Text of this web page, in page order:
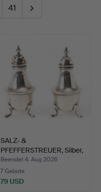
41
SALZ- &
PFEFFERSTREUER, Silber,
Birmingham…
Beendet 4. Aug 2026
7 Gebote
79 USD